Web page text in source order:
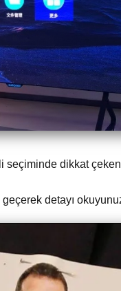
seçiminde dikkat çeken
geçerek detayı